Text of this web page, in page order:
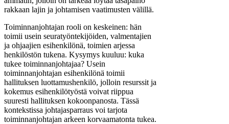
rakkaan lajin ja johtamisen vaatimusten välillä.
Toiminnanjohtajan rooli on keskeinen: hän
toimii usein seuratyöntekijöiden, valmentajien
ja ohjaajien esihenkilönä, toimien arjessa
henkilöstön tukena. Kysymys kuuluu: kuka
tukee toiminnanjohtajaa? Usein
toiminnanjohtajan esihenkilönä toimii
hallituksen luottamushenkilö, jolloin resurssit ja
kokemus esihenkilötyöstä voivat riippua
suuresti hallituksen kokoonpanosta. Tässä
kontekstissa johtajasparraus voi tarjota
toiminnanjohtajan arkeen korvaamatonta tukea.